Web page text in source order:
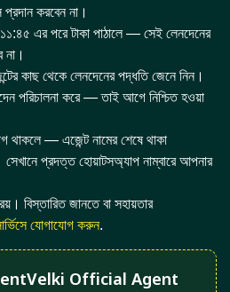
প্রদান করবেন না।
এর পরে টাকা পাঠালে — সেই লেনদেনের
কাছ থেকে লেনদেনের পদ্ধতি জেনে নিন।
পরিচালনা করে — তাই আগে নিশ্চিত হওয়া
থাকলে — এজেন্ট নামের শেষে থাকা
প্রদত্ত হোয়াটসঅ্যাপ নাম্বারে আপনার
বিস্তারিত জানতে বা সহায়তার
যোগাযোগ করুন.
Official Agent